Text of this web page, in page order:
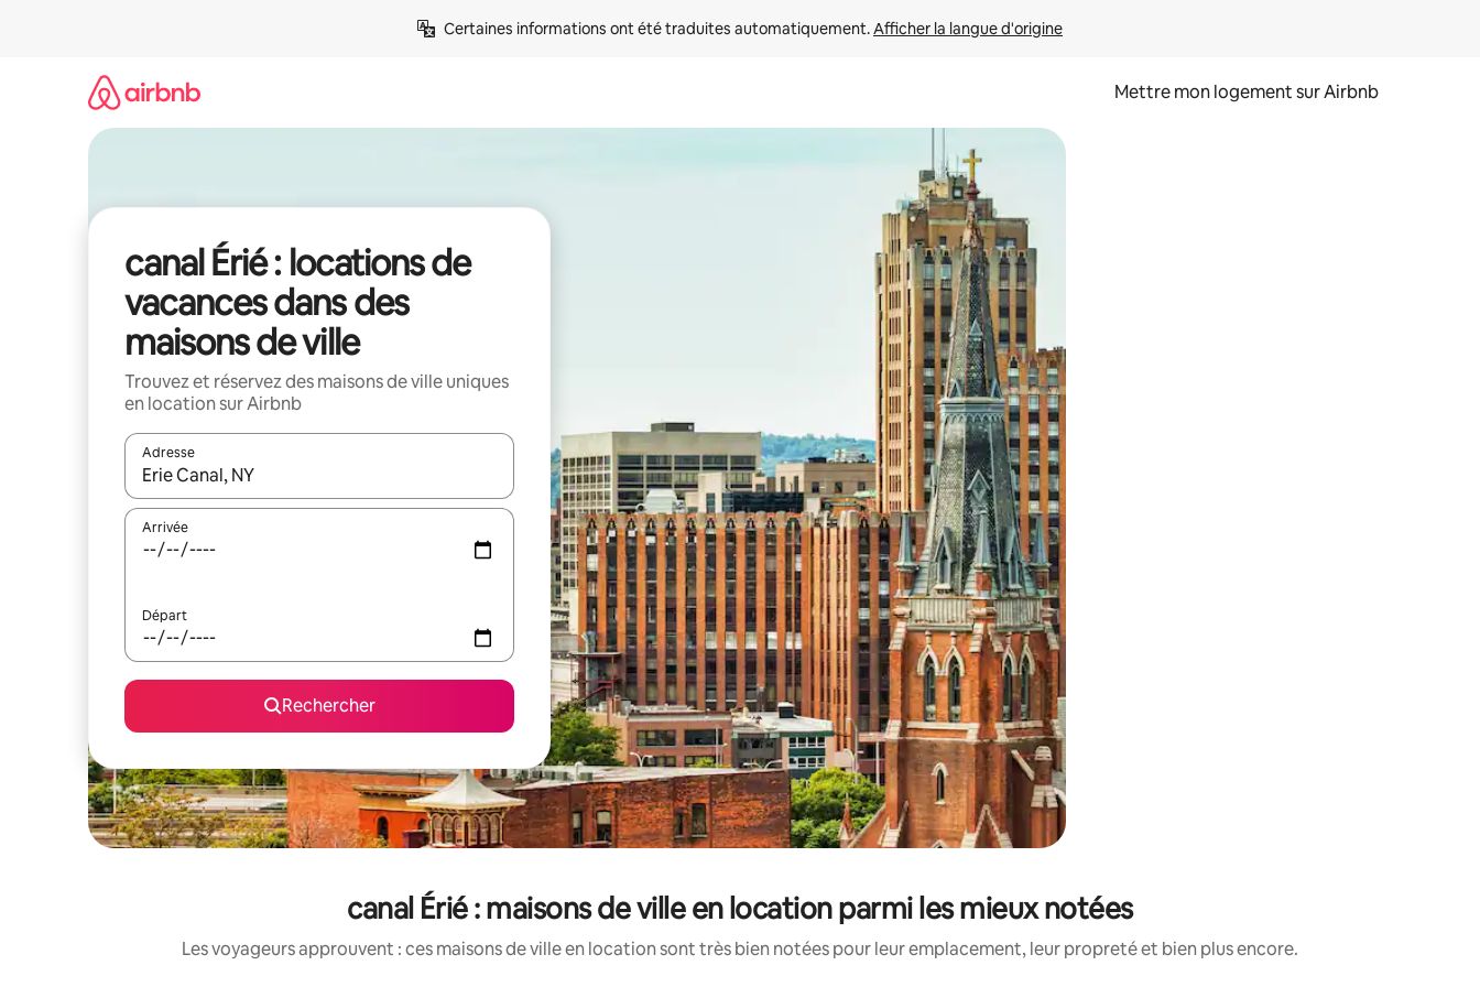
Certaines informations ont été traduites automatiquement. Afficher la langue d'origine
Mettre mon logement sur Airbnb
canal Érié : locations de
vacances dans des
maisons de ville
Trouvez et réservez des maisons de ville uniques
en location sur Airbnb
Adresse
Lorsque les résultats s'affichent, utilisez les flèches vers le haut et vers le bas pour les parcourir ou en appuyant et en faisant glisser.
Arrivée
Départ
Rechercher
canal Érié : maisons de ville en location parmi les mieux notées
Les voyageurs approuvent : ces maisons de ville en location sont très bien notées pour leur emplacement, leur propreté et bien plus encore.